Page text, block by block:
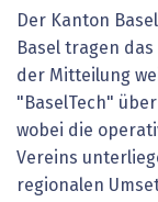
Der Kanton
Basel tragen
der Mitteilung
"BaselTech"
wobei die
Vereins
regionalen